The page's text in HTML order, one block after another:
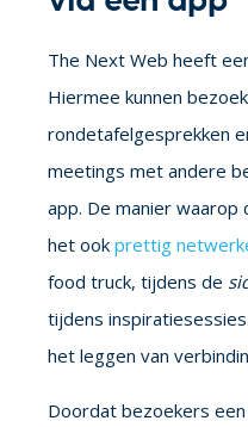
The Next Web heeft
Hiermee kunnen
rondetafelgesprekken
meetings met andere
app. De manier waarop
het ook prettig
food truck, tijdens de
tijdens
het leggen van
Doordat bezoekers